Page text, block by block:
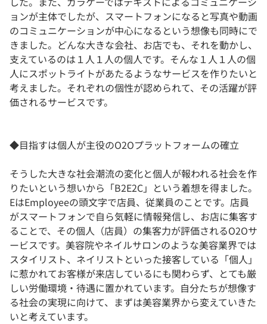
ョンが主体でしたが、スマートフォンになると写真や動画
のコミュニケーションが中心になるという想像も同時にで
きました。どんな大きな会社、お店でも、それを動かし、
支えているのは１人１人の個人です。そんな１人１人の個
人にスポットライトがあたるようなサービスを作りたいと
考えました。それぞれの個性が認められて、その活躍が評
価されるサービスです。
◆目指すは個人が主役のO2Oプラットフォームの確立
そうした大きな社会潮流の変化と個人が報われる社会を作
りたいという想いから「B2E2C」という着想を得ました。
EはEmployeeの頭文字で店員、従業員のことです。店員
がスマートフォンで自ら気軽に情報発信し、お店に集客す
ることで、その個人（店員）の集客力が評価されるO2Oサ
ービスです。美容院やネイルサロンのような美容業界では
スタイリスト、ネイリストといった接客している「個人」
に惹かれてお客様が来店しているにも関わらず、とても厳
しい労働環境・待遇に置かれています。自分たちが想像す
る社会の実現に向けて、まずは美容業界から変えていきた
いと考えています。